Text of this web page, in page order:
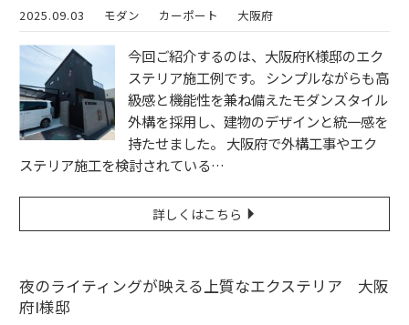
2025.09.03 モダン カーポート 大阪府
今回ご紹介するのは、大阪府K様邸のエク
ステリア施工例です。 シンプルながらも高
級感と機能性を兼ね備えたモダンスタイル
外構を採用し、建物のデザインと統一感を
持たせました。 大阪府で外構工事やエク
ステリア施工を検討されている…
詳しくはこちら
夜のライティングが映える上質なエクステリア 大阪
府I様邸